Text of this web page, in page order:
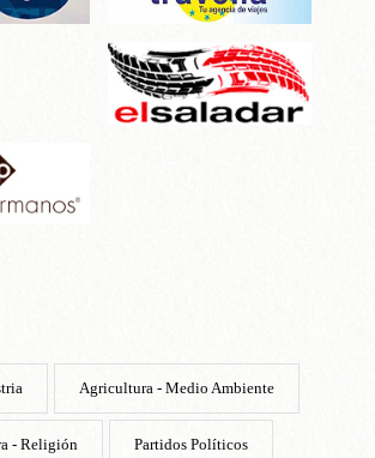
Agricultura - Medio Ambiente
- Religión Partidos Políticos